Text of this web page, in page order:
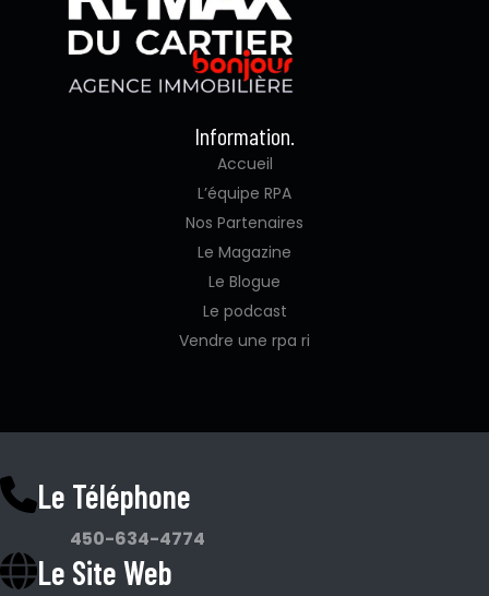
Information.
Accueil
L’équipe RPA
Nos Partenaires
Le Magazine
Le Blogue
Le podcast
Vendre une rpa ri
Le Téléphone
450-634-4774
Le Site Web